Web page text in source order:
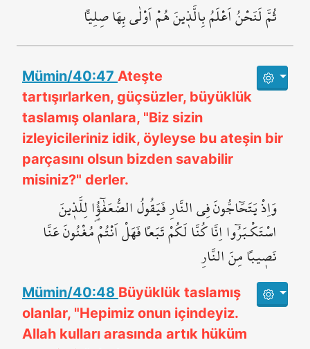
ثُمَّ لَنَحْنُ اَعْلَمُ بِالَّذ۪ينَ هُمْ اَوْلٰى بِهَا صِلِياًّ
Mümin/40:47 Ateşte
tartışırlarken, güçsüzler, büyüklük
taslamış olanlara, "Biz sizin
izleyicileriniz idik, öyleyse bu ateşin bir
parçasını olsun bizden savabilir
misiniz?" derler.
وَاِذْ يَتَحَٓاجُّونَ فِي النَّارِ فَيَقُولُ الضُّعَفٰٓؤُ۬ا لِلَّذ۪ينَ
اسْتَكْـبَرُٓوا اِنَّا كُنَّا لَكُمْ تَبَعاً فَهَلْ اَنْتُمْ مُغْنُونَ عَنَّا
نَص۪يباً مِنَ النَّارِ
Mümin/40:48 Büyüklük taslamış
olanlar, "Hepimiz onun içindeyiz.
Allah kulları arasında artık hüküm